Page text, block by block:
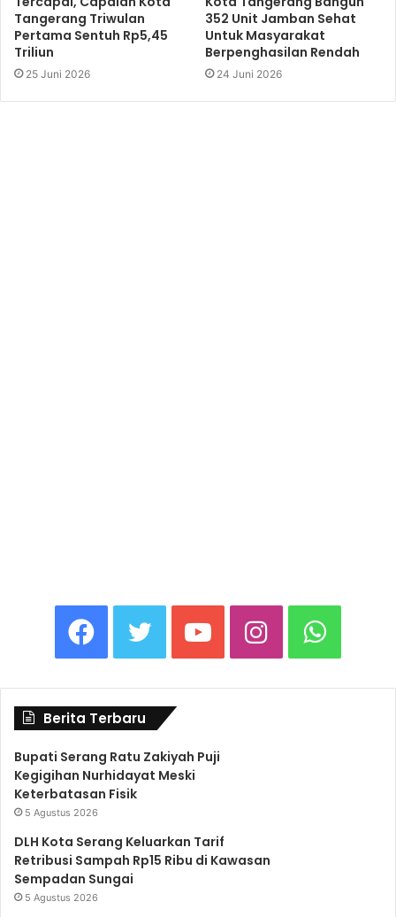
Tangerang Triwulan
Pertama Sentuh Rp5,45
Triliun
25 Juni 2026
352 Unit Jamban Sehat
Untuk Masyarakat
Berpenghasilan Rendah
24 Juni 2026
a
c
e
b
o
w
i
t
o
u
n
h
Berita Terbaru
Bupati Serang Ratu Zakiyah Puji
Kegigihan Nurhidayat Meski
Keterbatasan Fisik
5 Agustus 2026
DLH Kota Serang Keluarkan Tarif
Retribusi Sampah Rp15 Ribu di Kawasan
Sempadan Sungai
5 Agustus 2026